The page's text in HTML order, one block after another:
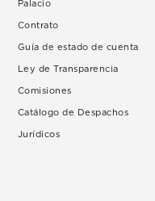
Palacio
Contrato
Guía de estado de cuenta
Ley de Transparencia
Comisiones
Catálogo de Despachos
Jurídicos